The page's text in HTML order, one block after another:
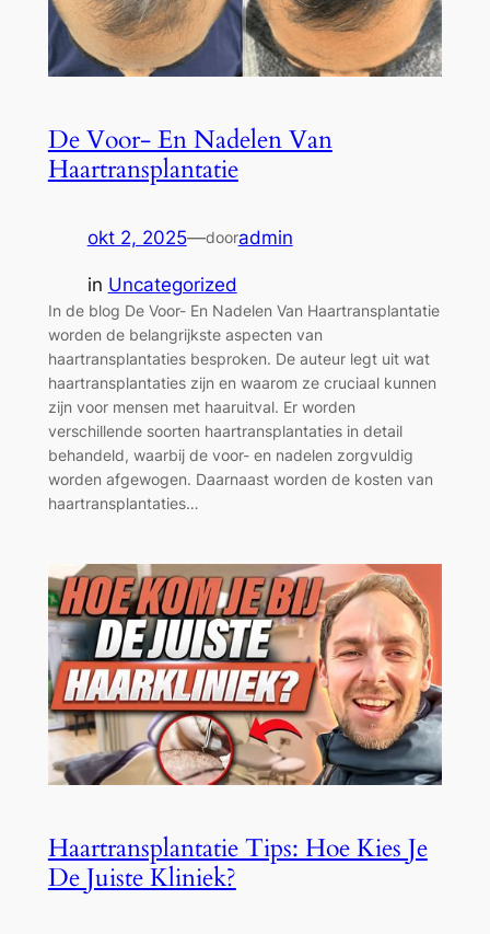
De Voor- En Nadelen Van
Haartransplantatie
okt 2, 2025—dooradmin
in Uncategorized
In de blog De Voor- En Nadelen Van Haartransplantatie
worden de belangrijkste aspecten van
haartransplantaties besproken. De auteur legt uit wat
haartransplantaties zijn en waarom ze cruciaal kunnen
zijn voor mensen met haaruitval. Er worden
verschillende soorten haartransplantaties in detail
behandeld, waarbij de voor- en nadelen zorgvuldig
worden afgewogen. Daarnaast worden de kosten van
haartransplantaties…
Haartransplantatie Tips: Hoe Kies Je
De Juiste Kliniek?